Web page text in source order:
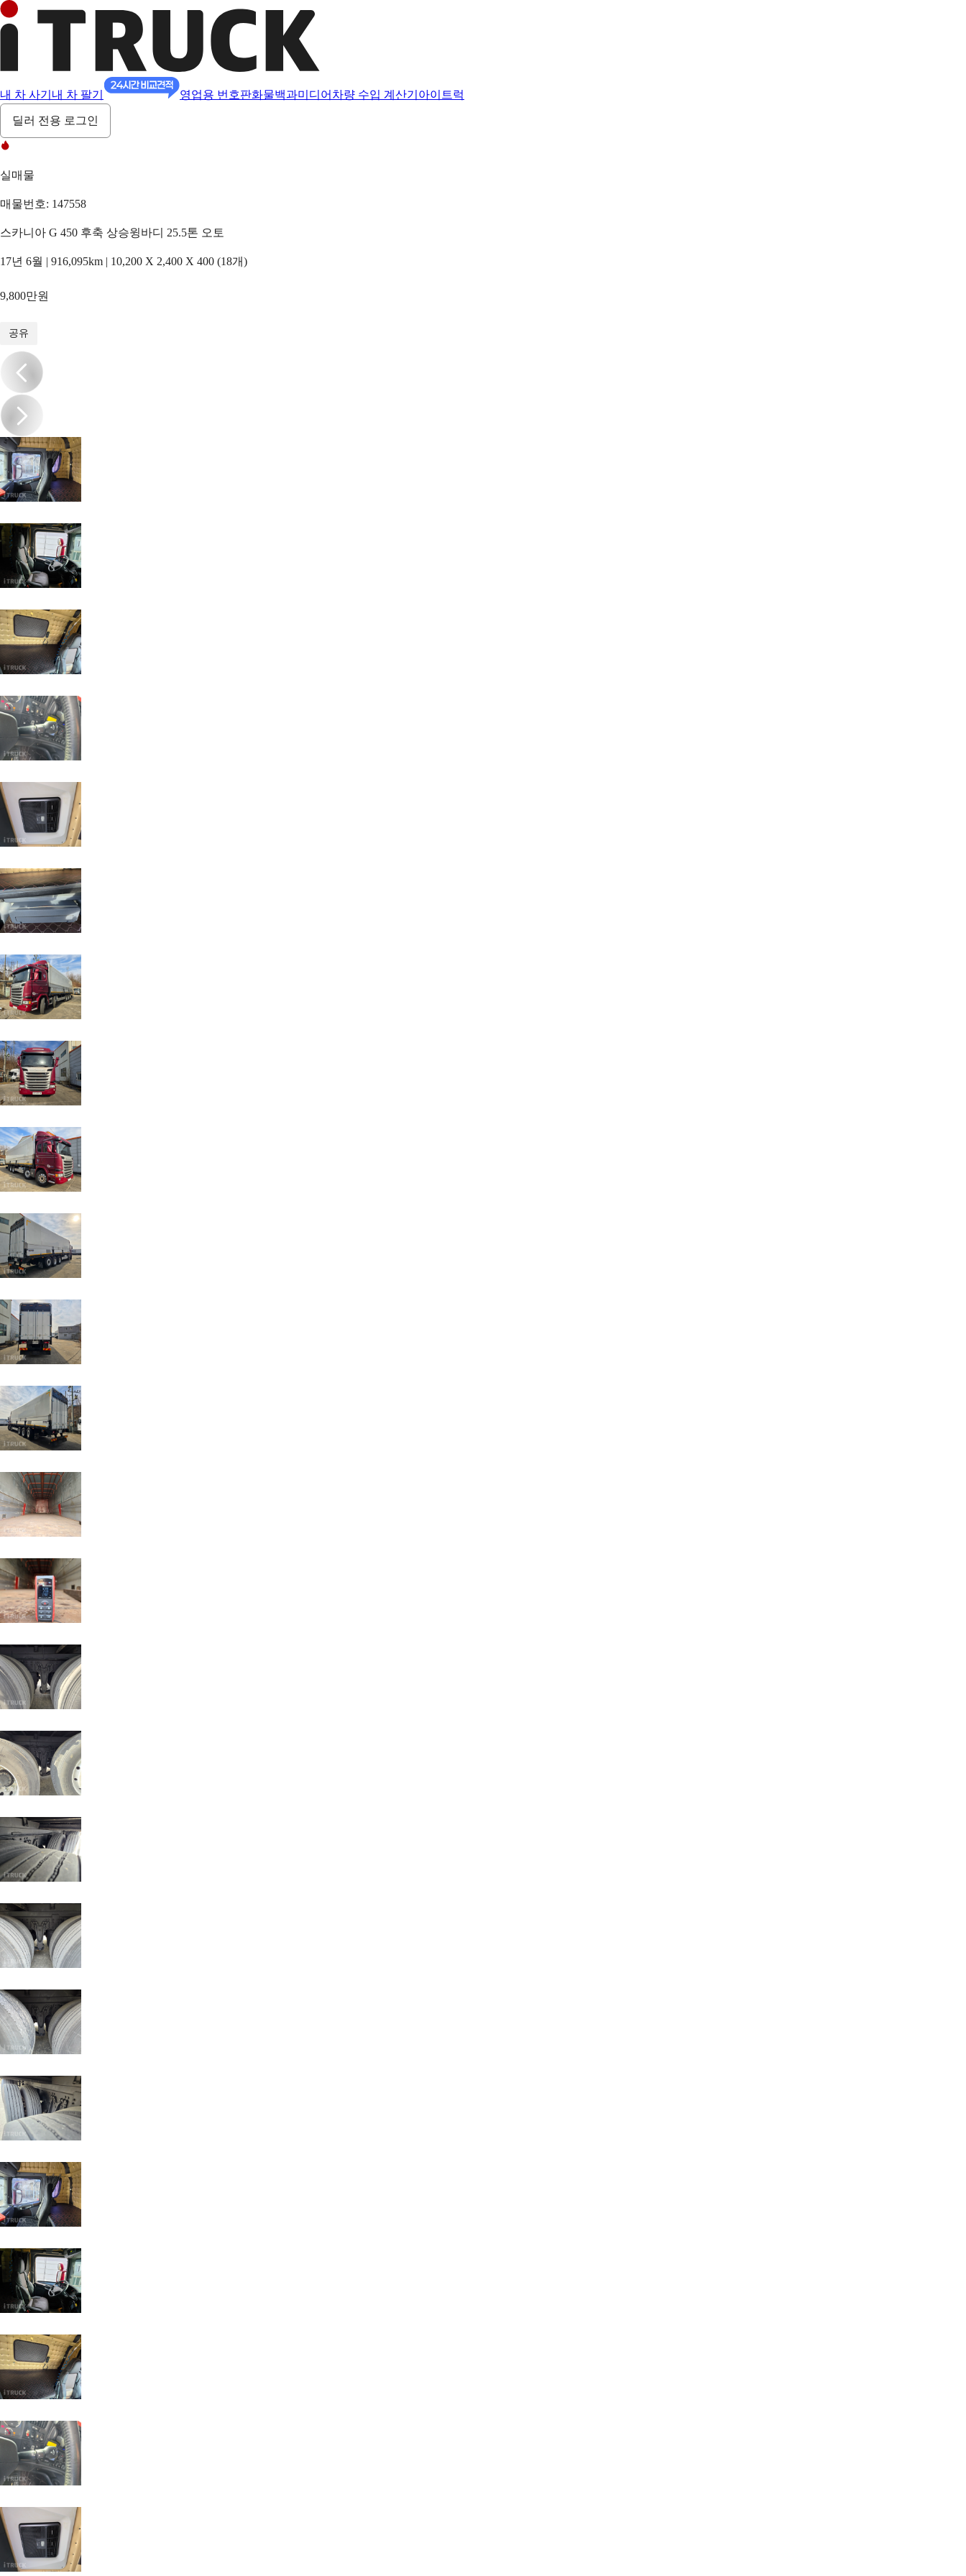
내 차 사기 내 차 팔기 영업용 번호판화물백과미디어 차량 수입 계산기 아이트럭
딜러 전용 로그인
실매물
매물번호: 147558
스카니아 G 450 후축 상승윙바디 25.5톤 오토
17년 6월 | 916,095km | 10,200 X 2,400 X 400 (18개)
9,800만원
공유
/20